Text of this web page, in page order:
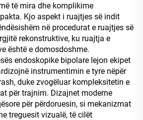
të mira dhe komplikime
Kjo aspekt i ruajtjes së indit
në procedurat e ruajtjes së
rekonstruktive, ku ruajtja e
është e domosdoshme.
endoskopike bipolare lejon ekipet
instrumentimin e tyre nëpër
duke zvogëluar kompleksitetin e
për trajnim. Dizajnet moderne
për përdoruesin, si mekanizmat
treguesit vizualë, të cilët